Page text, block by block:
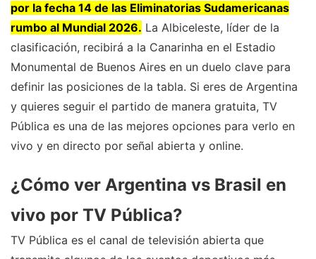
por la fecha 14 de las Eliminatorias Sudamericanas
rumbo al Mundial 2026. La Albiceleste, líder de la
clasificación, recibirá a la Canarinha en el Estadio
Monumental de Buenos Aires en un duelo clave para
definir las posiciones de la tabla. Si eres de Argentina
y quieres seguir el partido de manera gratuita, TV
Pública es una de las mejores opciones para verlo en
vivo y en directo por señal abierta y online.
¿Cómo ver Argentina vs Brasil en
vivo por TV Pública?
TV Pública es el canal de televisión abierta que